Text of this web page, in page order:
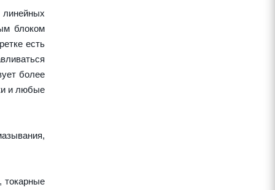
блоком
есть
более
и любые
токарные